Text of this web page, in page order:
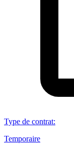
Type de contrat:
Temporaire